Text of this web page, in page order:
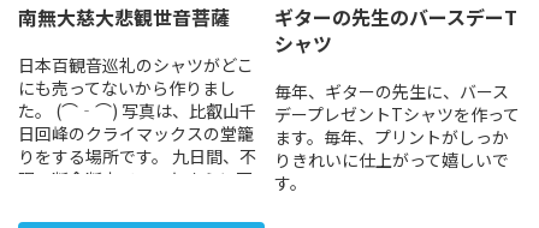
南無大慈大悲観世音菩薩
日本百観音巡礼のシャツがどこ
にも売ってないから作りまし
た。 (⌒‐⌒) 写真は、比叡山千
日回峰のクライマックスの堂籠
りをする場所です。 九日間、不
眠・断食断水で、ひたすらに不
ギターの先生のバースデーT
シャツ
毎年、ギターの先生に、バース
デープレゼントTシャツを作って
ます。毎年、プリントがしっか
りきれいに仕上がって嬉しいで
す。